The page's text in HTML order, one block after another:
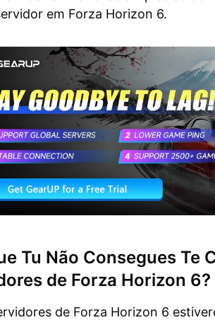
em Forza Horizon 6.
Tu Não Consegues Te
de Forza Horizon 6?
de Forza Horizon 6